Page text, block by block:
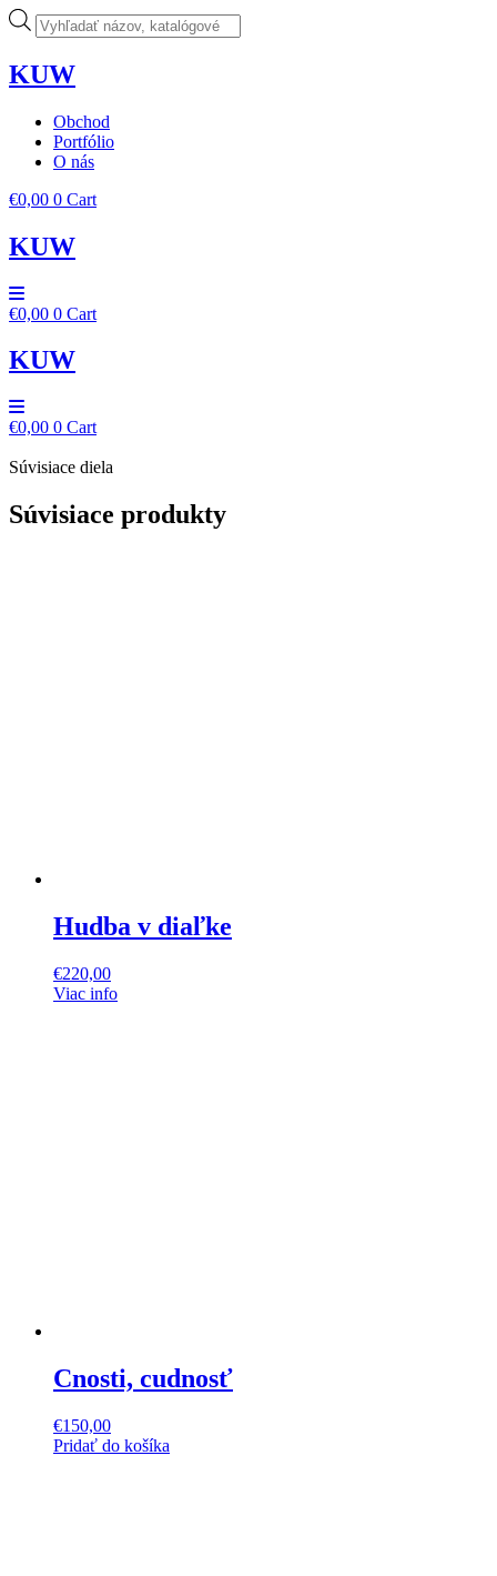
Preskočiť
Products
search
KUW
Obchod
Portfólio
O nás
€0,00 0 Cart
KUW
€0,00 0 Cart
KUW
€0,00 0 Cart
Súvisiace diela
Súvisiace produkty
Hudba v diaľke
€220,00
Viac info
Cnosti, cudnosť
€150,00
Pridať do košíka